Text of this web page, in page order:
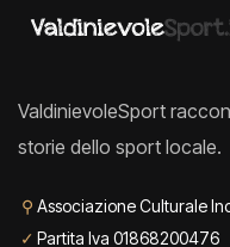
ValdinievoleSport
storie dello sport locale.
⚲ Associazione Culturale
✓ Partita Iva 01868200476